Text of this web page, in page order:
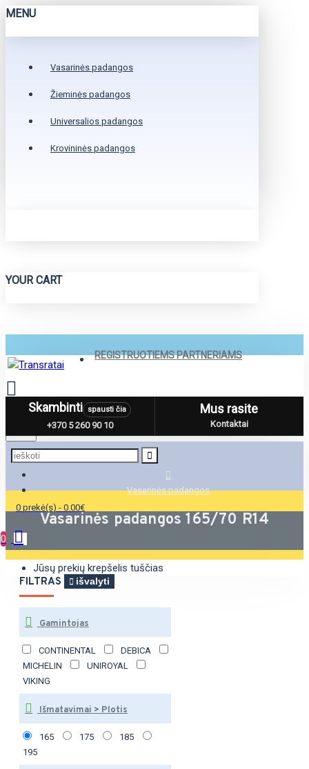
MENU
Vasarinės padangos
Žieminės padangos
Universalios padangos
Krovininės padangos
YOUR CART
REGISTRUOTIEMS PARTNERIAMS
Menu
0 prekė(s) - 0.00€
0
Jūsų prekių krepšelis tuščias
Skambinti spausti čia
+370 5 260 90 10
Mus rasite
Kontaktai
Vasarinės padangos
Vasarinės padangos 165/70 R14
FILTRAS išvalyti
Gamintojas
CONTINENTAL
DEBICA
MICHELIN
UNIROYAL
VIKING
Išmatavimai > Plotis
165 175
185
195